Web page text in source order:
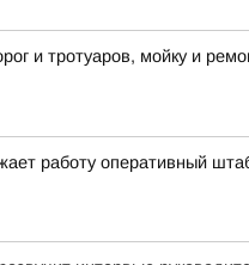
и тротуаров, мойку и
работу оперативный